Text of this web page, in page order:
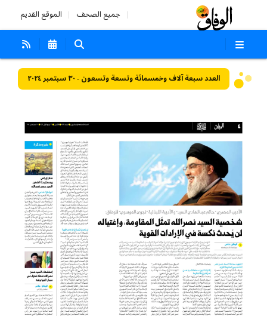
جميع الصحف الموقع القديم
العدد سبعة آلاف وخمسمائة وتسعة وتسعون - ٣٠ سبتمبر ٢٠٢٤